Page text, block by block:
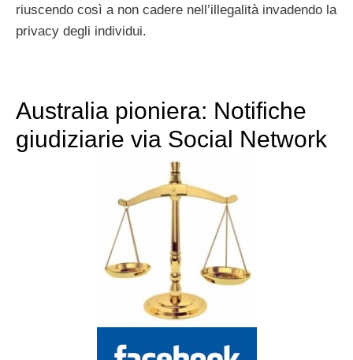
riuscendo così a non cadere nell’illegalità invadendo la
privacy degli individui.
Australia pioniera: Notifiche
giudiziarie via Social Network